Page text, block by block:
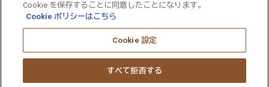
ウェブアクセシビリティについて
大塚ホールディングス 大塚製薬
Cookie を保存することに同意したことになります。
Cookie ポリシーはこちら
Cookie 設定
すべて拒否する